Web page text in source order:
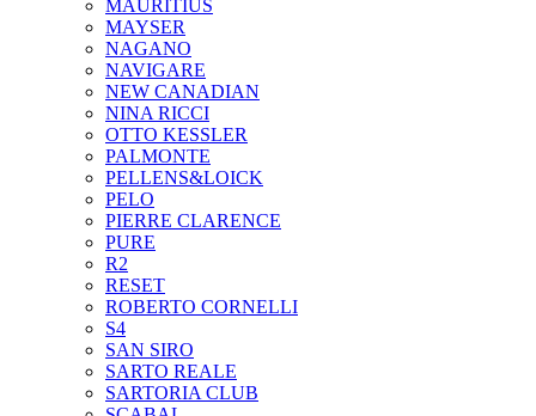
MAURITIUS
MAYSER
NAGANO
NAVIGARE
NEW CANADIAN
NINA RICCI
OTTO KESSLER
PALMONTE
PELLENS&LOICK
PELO
PIERRE CLARENCE
PURE
R2
RESET
ROBERTO CORNELLI
S4
SAN SIRO
SARTO REALE
SARTORIA CLUB